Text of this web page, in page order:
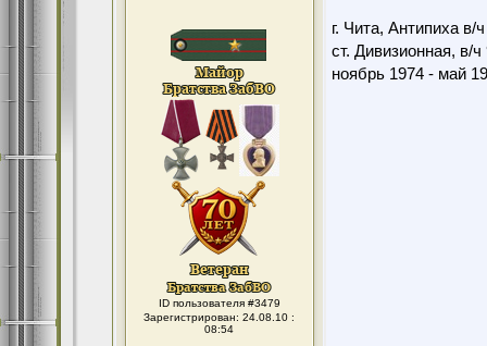
ID пользователя #3479
Зарегистрирован: 24.08.10 :
08:54
г. Чита, Антипиха в/
ст. Дивизионная, в/ч
ноябрь 1974 - май